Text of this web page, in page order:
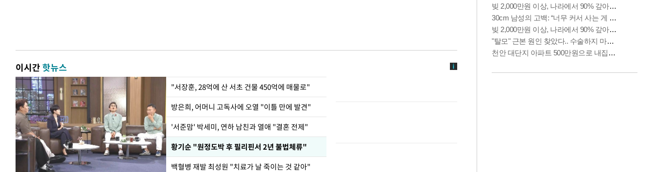
이시간핫뉴스
"서장훈, 28억에 산 서초 건물 450억에 매물로"
방은희, 어머니 고독사에 오열 "이틀 만에 발견"
'서준맘' 박세미, 연하 남친과 열애 "결혼 전제"
황기순 "원정도박 후 필리핀서 2년 불법체류"
백혈병 재발 최성원 "치료가 날 죽이는 것 같아"